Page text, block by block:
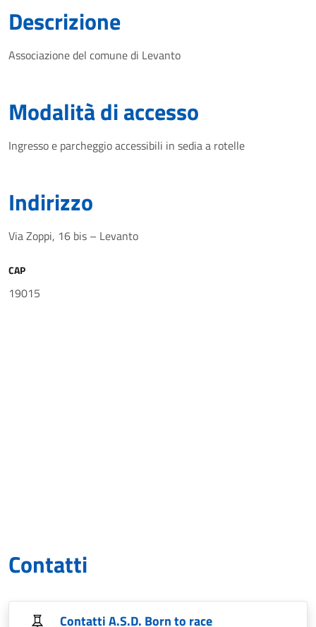
Descrizione
Associazione del comune di Levanto
Modalità di accesso
Ingresso e parcheggio accessibili in sedia a rotelle
Indirizzo
Via Zoppi, 16 bis – Levanto
CAP
19015
Contatti
Contatti A.S.D. Born to race